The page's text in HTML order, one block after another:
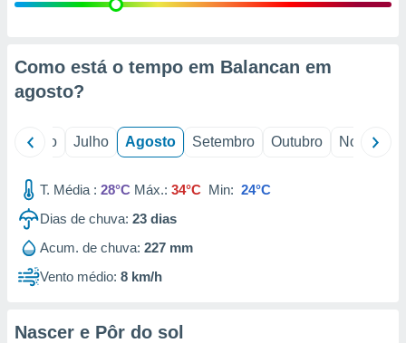
estudos
1199
Como está o tempo em Balancan em
agosto?
Junho Julho Agosto Setembro Outubro Novembro
T. Média : 28°C Máx.: 34°C Min: 24°C
Dias de chuva: 23 dias
Acum. de chuva: 227 mm
Vento médio: 8 km/h
Nascer e Pôr do sol